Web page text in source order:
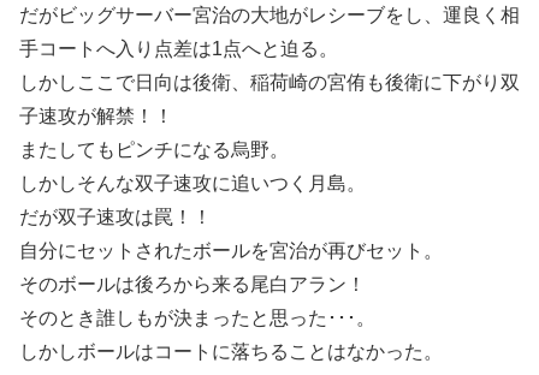
だがビッグサーバー宮治の大地がレシーブをし、運良く相
手コートへ入り点差は1点へと迫る。
しかしここで日向は後衛、稲荷崎の宮侑も後衛に下がり双
子速攻が解禁！！
またしてもピンチになる烏野。
しかしそんな双子速攻に追いつく月島。
だが双子速攻は罠！！
自分にセットされたボールを宮治が再びセット。
そのボールは後ろから来る尾白アラン！
そのとき誰しもが決まったと思った･･･。
しかしボールはコートに落ちることはなかった。